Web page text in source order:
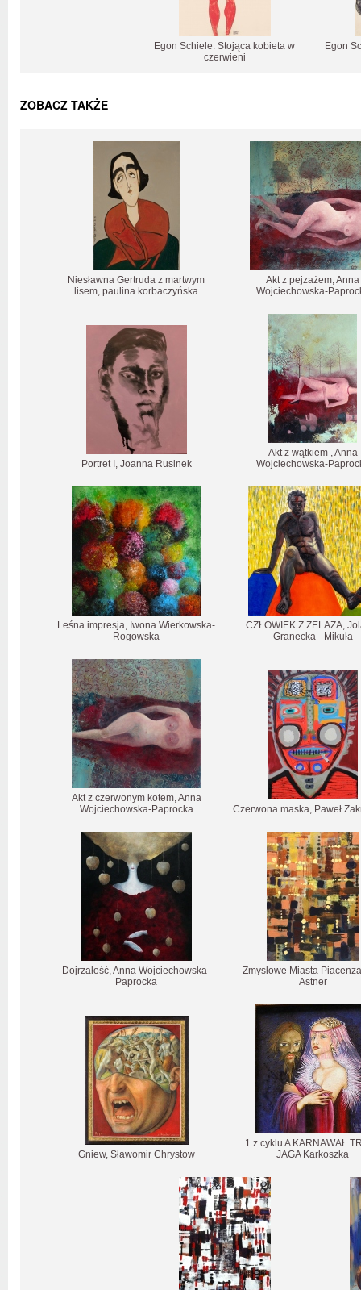
Egon Schiele: Stojąca kobieta w
czerwieni
Egon
ZOBACZ TAKŻE
Niesławna Gertruda z martwym
lisem, paulina korbaczyńska
Akt z pejzażem, Anna
Wojciechowska-
Portret I, Joanna Rusinek
Akt z wątkiem , Anna
Wojciechowska-
Leśna impresja, Iwona Wierkowska-
Rogowska
CZŁOWIEK Z ŻELAZA,
Granecka - Mikuła
Akt z czerwonym kotem, Anna
Wojciechowska-Paprocka
Czerwona maska, Paweł
Dojrzałość, Anna Wojciechowska-
Paprocka
Zmysłowe Miasta
Astner
Gniew, Sławomir Chrystow
1 z cyklu A KARNAWAŁ
JAGA Karkoszka